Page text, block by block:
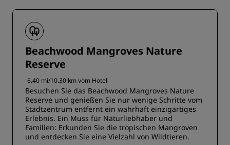
Beachwood Mangroves Nature
Reserve
6.40 mi/10.30 km vom Hotel
Besuchen Sie das Beachwood Mangroves Nature
Reserve und genießen Sie nur wenige Schritte vom
Stadtzentrum entfernt ein wahrhaft einzigartiges
Erlebnis. Ein Muss für Naturliebhaber und
Familien: Erkunden Sie die tropischen Mangroven
und entdecken Sie eine Vielzahl von Wildtieren.